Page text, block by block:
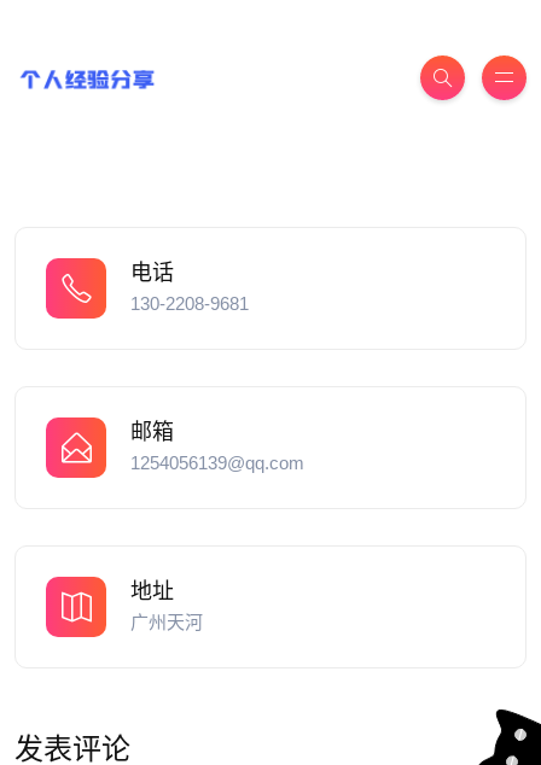
电话
130-2208-9681
邮箱
1254056139@qq.com
地址
广州天河
发表评论